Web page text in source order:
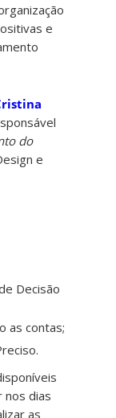
e
do
e
Decisão
as contas;
nos dias
as